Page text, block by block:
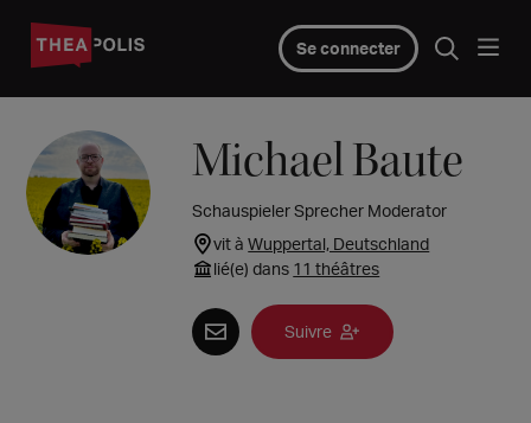
Se connecter
Michael Baute
Schauspieler Sprecher Moderator
vit àWuppertal, Deutschland
lié(e) dans 11 théâtres
Suivre